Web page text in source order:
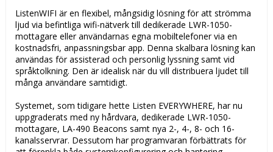
ListenWIFI är en flexibel, mångsidig lösning för att strömma
ljud via befintliga wifi-nätverk till dedikerade LWR-1050-
mottagare eller användarnas egna mobiltelefoner via en
kostnadsfri, anpassningsbar app. Denna skalbara lösning kan
användas för assisterad och personlig lyssning samt vid
språktolkning. Den är idealisk när du vill distribuera ljudet till
många användare samtidigt.
Systemet, som tidigare hette Listen EVERYWHERE, har nu
uppgraderats med ny hårdvara, dedikerade LWR-1050-
mottagare, LA-490 Beacons samt nya 2-, 4-, 8- och 16-
kanalsservrar. Dessutom har programvaran förbättrats för